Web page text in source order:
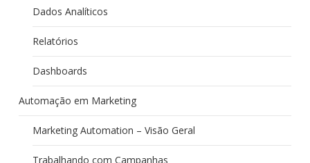
Dados Analíticos
Relatórios
Dashboards
Automação em Marketing
Marketing Automation – Visão Geral
Trabalhando com Campanhas